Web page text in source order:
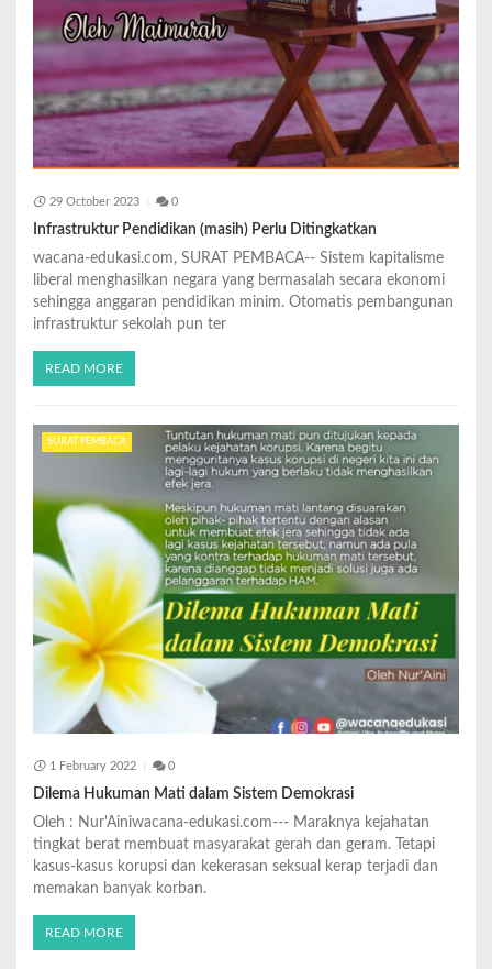
29 October 2023 0
Infrastruktur Pendidikan (masih) Perlu Ditingkatkan
wacana-edukasi.com, SURAT PEMBACA-- Sistem kapitalisme
liberal menghasilkan negara yang bermasalah secara ekonomi
sehingga anggaran pendidikan minim. Otomatis pembangunan
infrastruktur sekolah pun ter
READ MORE
SURAT PEMBACA
1 February 2022 0
Dilema Hukuman Mati dalam Sistem Demokrasi
Oleh : Nur'Ainiwacana-edukasi.com--- Maraknya kejahatan
tingkat berat membuat masyarakat gerah dan geram. Tetapi
kasus-kasus korupsi dan kekerasan seksual kerap terjadi dan
memakan banyak korban.
READ MORE